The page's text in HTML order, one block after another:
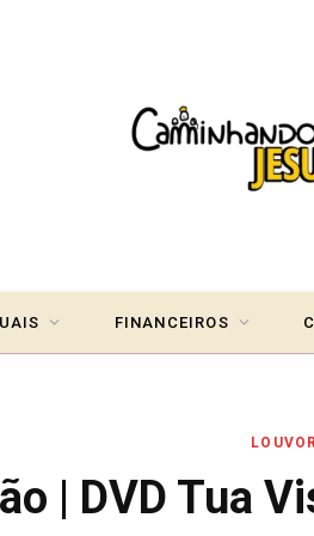
FINANCEIROS
| DVD Tua